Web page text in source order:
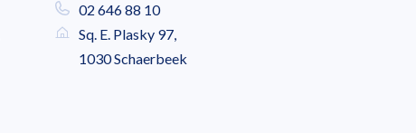
02 646 88 10
Sq. E. Plasky 97,
1030 Schaerbeek